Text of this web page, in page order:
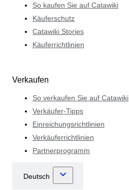
So kaufen Sie auf Catawiki
Käuferschutz
Catawiki Stories
Käuferrichtlinien
Verkaufen
So verkaufen Sie auf Catawiki
Verkäufer-Tipps
Einreichungsrichtlinien
Verkäuferrichtlinien
Partnerprogramm